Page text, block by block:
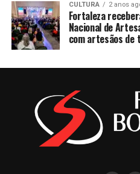
CULTURA 2 anos
Fortaleza
Nacional de
com artesãos de